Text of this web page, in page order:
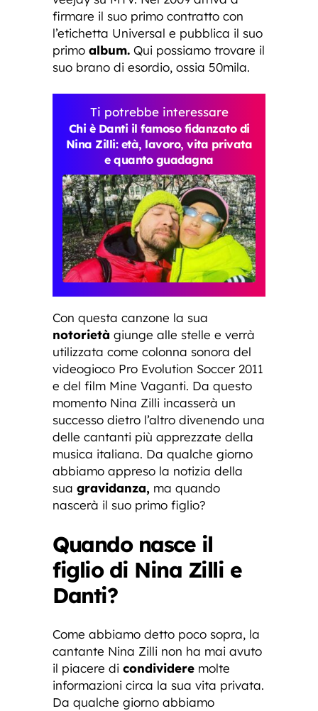
firmare il suo primo contratto con
l’etichetta Universal e pubblica il suo
primo album. Qui possiamo trovare il
suo brano di esordio, ossia 50mila.
Ti potrebbe interessare
Chi è Danti il famoso fidanzato di
Nina Zilli: età, lavoro, vita privata
e quanto guadagna
Con questa canzone la sua
notorietà giunge alle stelle e verrà
utilizzata come colonna sonora del
videogioco Pro Evolution Soccer 2011
e del film Mine Vaganti. Da questo
momento Nina Zilli incasserà un
successo dietro l’altro divenendo una
delle cantanti più apprezzate della
musica italiana. Da qualche giorno
abbiamo appreso la notizia della
sua gravidanza, ma quando
nascerà il suo primo figlio?
Quando nasce il
figlio di Nina Zilli e
Danti?
Come abbiamo detto poco sopra, la
cantante Nina Zilli non ha mai avuto
il piacere di condividere molte
informazioni circa la sua vita privata.
Da qualche giorno abbiamo